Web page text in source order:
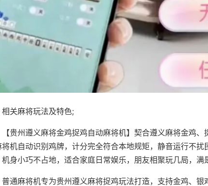
相关麻将玩法及特色;
【贵州遵义麻将金鸡捉鸡自动麻将机】契合遵义麻将金鸡
将机自动识别鸡牌，计分完全符合本地规矩，静音运行不扰
机身小巧不占地，适合家庭日常娱乐，朋友相聚玩几局，满
普通麻将机专为贵州遵义麻将捉鸡玩法打造，支持金鸡、